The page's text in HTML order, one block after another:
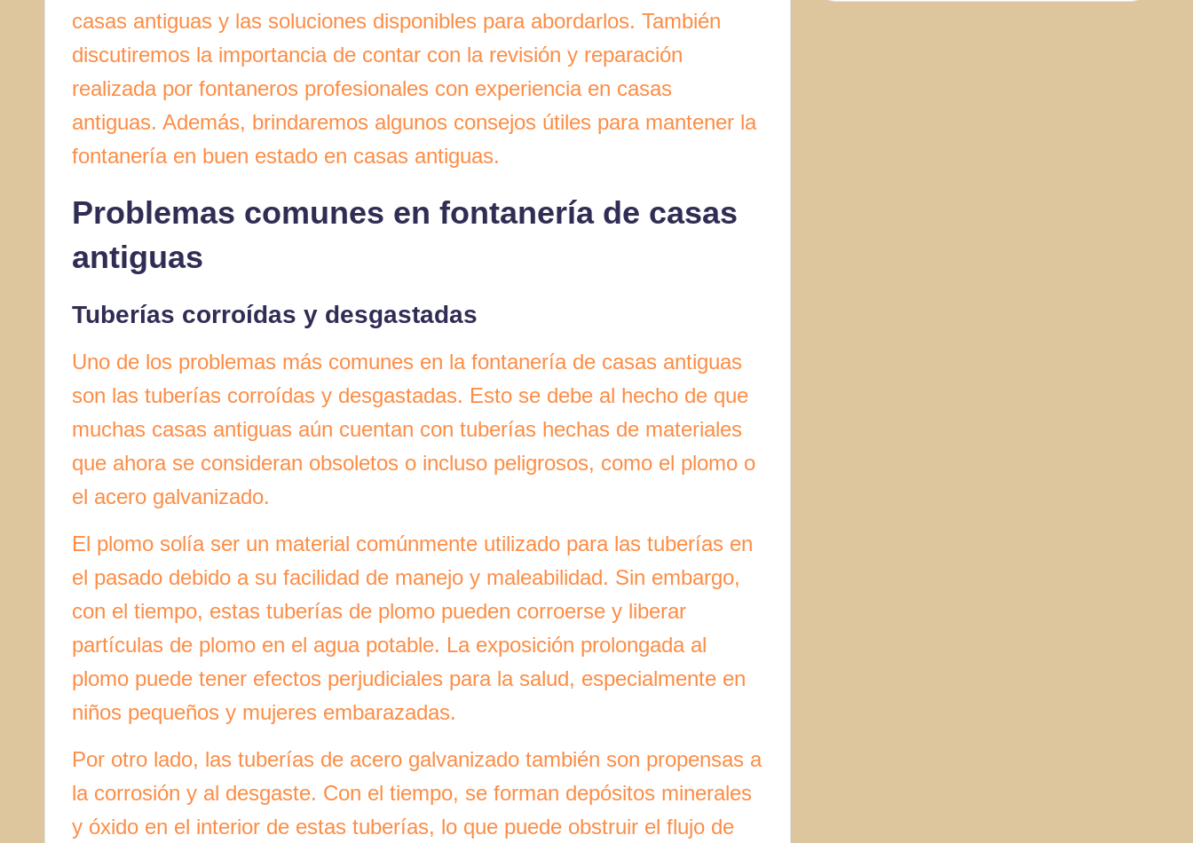
casas antiguas y las soluciones disponibles para abordarlos. También
discutiremos la importancia de contar con la revisión y reparación
realizada por fontaneros profesionales con experiencia en casas
antiguas. Además, brindaremos algunos consejos útiles para mantener la
fontanería en buen estado en casas antiguas.
Problemas comunes en fontanería de casas
antiguas
Tuberías corroídas y desgastadas
Uno de los problemas más comunes en la fontanería de casas antiguas
son las tuberías corroídas y desgastadas. Esto se debe al hecho de que
muchas casas antiguas aún cuentan con tuberías hechas de materiales
que ahora se consideran obsoletos o incluso peligrosos, como el plomo o
el acero galvanizado.
El plomo solía ser un material comúnmente utilizado para las tuberías en
el pasado debido a su facilidad de manejo y maleabilidad. Sin embargo,
con el tiempo, estas tuberías de plomo pueden corroerse y liberar
partículas de plomo en el agua potable. La exposición prolongada al
plomo puede tener efectos perjudiciales para la salud, especialmente en
niños pequeños y mujeres embarazadas.
Por otro lado, las tuberías de acero galvanizado también son propensas a
la corrosión y al desgaste. Con el tiempo, se forman depósitos minerales
y óxido en el interior de estas tuberías, lo que puede obstruir el flujo de